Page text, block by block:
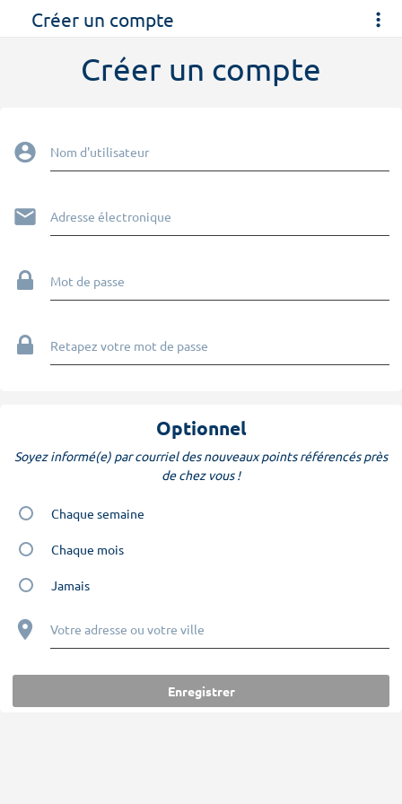
Créer un compte
Créer un compte
Nom d'utilisateur
Adresse électronique
Mot de passe
Retapez votre mot de passe
Optionnel
Soyez informé(e) par courriel des nouveaux points référencés près
de chez vous !
Chaque semaine
Chaque mois
Jamais
Votre adresse ou votre ville